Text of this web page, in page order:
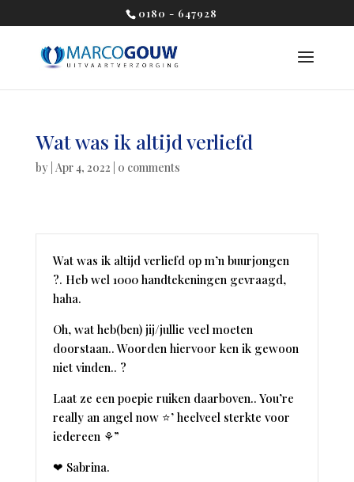
0180 - 647928
Wat was ik altijd verliefd
by Apr 4, 2022 0 comments
Wat was ik altijd verliefd op m’n buurjongen
?. Heb wel 1000 handtekeningen gevraagd,
haha.
Oh, wat heb(ben) jij/jullie veel moeten
doorstaan.. Woorden hiervoor ken ik gewoon
niet vinden.. ?
Laat ze een poepie ruiken daarboven.. You’re
really an angel now ⭐’ heelveel sterkte voor
iedereen ⚘”
❤ Sabrina.